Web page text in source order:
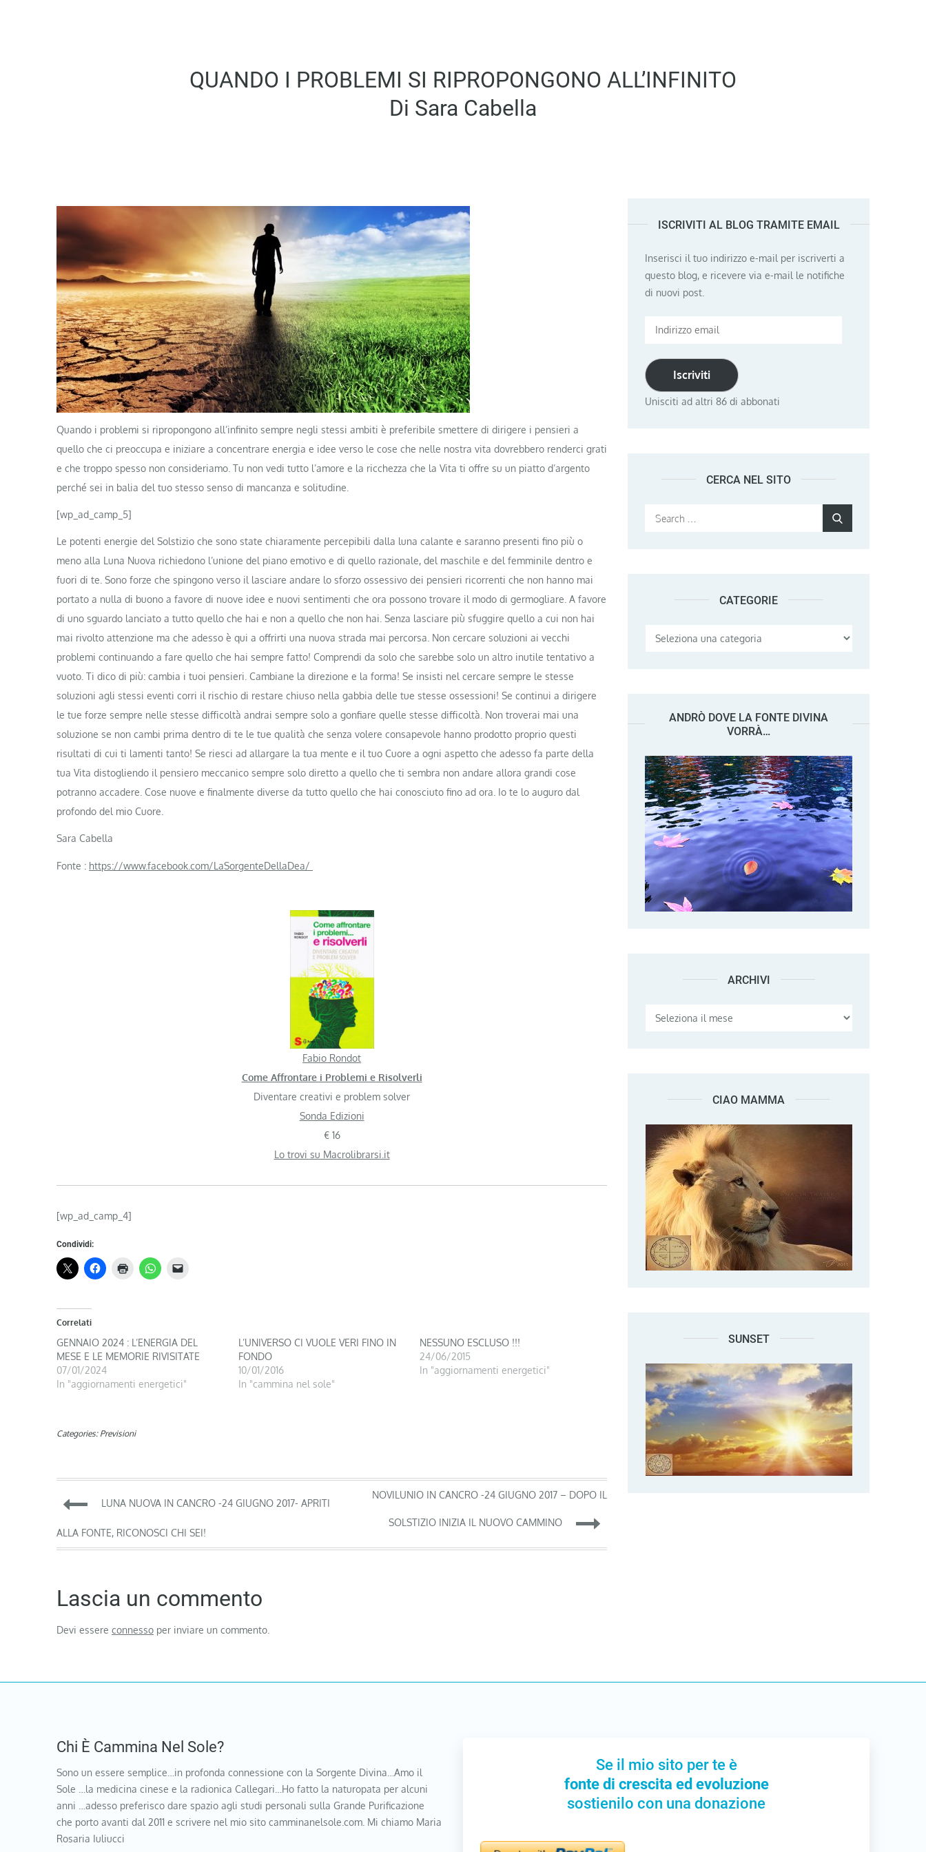
QUANDO I PROBLEMI SI RIPROPONGONO ALL’INFINITO
Di Sara Cabella
Quando i problemi si ripropongono all’infinito sempre negli stessi ambiti è preferibile smettere di dirigere i pensieri a
quello che ci preoccupa e iniziare a concentrare energia e idee verso le cose che nelle nostra vita dovrebbero renderci grati
e che troppo spesso non consideriamo. Tu non vedi tutto l’amore e la ricchezza che la Vita ti offre su un piatto d’argento
perché sei in balia del tuo stesso senso di mancanza e solitudine.
[wp_ad_camp_5]
Le potenti energie del Solstizio che sono state chiaramente percepibili dalla luna calante e saranno presenti fino più o
meno alla Luna Nuova richiedono l’unione del piano emotivo e di quello razionale, del maschile e del femminile dentro e
fuori di te. Sono forze che spingono verso il lasciare andare lo sforzo ossessivo dei pensieri ricorrenti che non hanno mai
portato a nulla di buono a favore di nuove idee e nuovi sentimenti che ora possono trovare il modo di germogliare. A favore
di uno sguardo lanciato a tutto quello che hai e non a quello che non hai. Senza lasciare più sfuggire quello a cui non hai
mai rivolto attenzione ma che adesso è qui a offrirti una nuova strada mai percorsa. Non cercare soluzioni ai vecchi
problemi continuando a fare quello che hai sempre fatto! Comprendi da solo che sarebbe solo un altro inutile tentativo a
vuoto. Ti dico di più: cambia i tuoi pensieri. Cambiane la direzione e la forma! Se insisti nel cercare sempre le stesse
soluzioni agli stessi eventi corri il rischio di restare chiuso nella gabbia delle tue stesse ossessioni! Se continui a dirigere
le tue forze sempre nelle stesse difficoltà andrai sempre solo a gonfiare quelle stesse difficoltà. Non troverai mai una
soluzione se non cambi prima dentro di te le tue qualità che senza volere consapevole hanno prodotto proprio questi
risultati di cui ti lamenti tanto! Se riesci ad allargare la tua mente e il tuo Cuore a ogni aspetto che adesso fa parte della
tua Vita distogliendo il pensiero meccanico sempre solo diretto a quello che ti sembra non andare allora grandi cose
potranno accadere. Cose nuove e finalmente diverse da tutto quello che hai conosciuto fino ad ora. Io te lo auguro dal
profondo del mio Cuore.
Sara Cabella
Fonte : https://www.facebook.com/LaSorgenteDellaDea/
Fabio Rondot
Come Affrontare i Problemi e Risolverli
Diventare creativi e problem solver
Sonda Edizioni
€ 16
Lo trovi su Macrolibrarsi.it
[wp_ad_camp_4]
Condividi:
Correlati
GENNAIO 2024 : L’ENERGIA DEL
MESE E LE MEMORIE RIVISITATE
07/01/2024
In "aggiornamenti energetici"
L’UNIVERSO CI VUOLE VERI FINO IN
FONDO
10/01/2016
In "cammina nel sole"
NESSUNO ESCLUSO !!!
24/06/2015
In "aggiornamenti energetici"
Categories: Previsioni
Navigazione
articoli
LUNA NUOVA IN CANCRO -24 GIUGNO 2017- APRITI
ALLA FONTE, RICONOSCI CHI SEI!
NOVILUNIO IN CANCRO -24 GIUGNO 2017 – DOPO IL
SOLSTIZIO INIZIA IL NUOVO CAMMINO
Lascia un commento
Devi essere connesso per inviare un commento.
ISCRIVITI AL BLOG TRAMITE EMAIL
Inserisci il tuo indirizzo e-mail per iscriverti a
questo blog, e ricevere via e-mail le notifiche
di nuovi post.
Indirizzo
Iscriviti
Unisciti ad altri 86 di abbonati
CERCA NEL SITO
Search
CATEGORIE
Categorie
ANDRÒ DOVE LA FONTE DIVINA
VORRÀ…
ARCHIVI Archivi
CIAO MAMMA
SUNSET
Chi È Cammina Nel Sole?
Sono un essere semplice…in profonda connessione con la Sorgente Divina…Amo il
Sole …la medicina cinese e la radionica Callegari…Ho fatto la naturopata per alcuni
anni …adesso preferisco dare spazio agli studi personali sulla Grande Purificazione
che porto avanti dal 2011 e scrivere nel mio sito camminanelsole.com. Mi chiamo Maria
Rosaria Iuliucci
Se il mio sito per te è
fonte di crescita ed evoluzione
sostienilo con una donazione